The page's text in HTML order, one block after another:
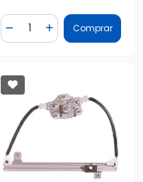
Diminuir Quantidade
Quantidade
AdicionarComprar